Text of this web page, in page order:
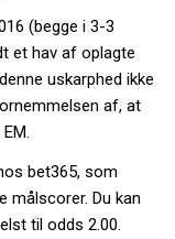
(begge i 3-3
et hav af oplagte
uskarphed ikke
af, at
bet365, som
målscorer. Du kan
til odds 2.00.